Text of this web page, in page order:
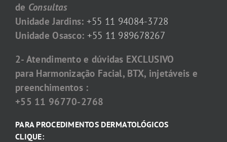
de Consultas
Unidade Jardins: +55 11 94084-3728
Unidade Osasco: +55 11 989678267
2- Atendimento e dúvidas EXCLUSIVO
para Harmonização Facial, BTX, injetáveis e
preenchimentos :
+55 11 96770-2768
PARA PROCEDIMENTOS DERMATOLÓGICOS
CLIQUE: